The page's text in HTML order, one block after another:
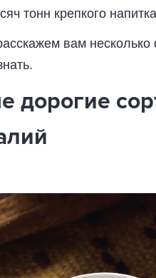
тонн крепкого
вам
дорогие